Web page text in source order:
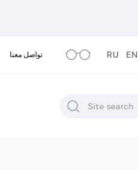
تواصل معنا RU EN